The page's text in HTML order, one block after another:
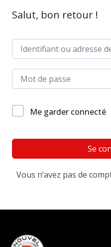
Salut, bon retour !
Me garder connecté
Se
Vous n’avez pas de